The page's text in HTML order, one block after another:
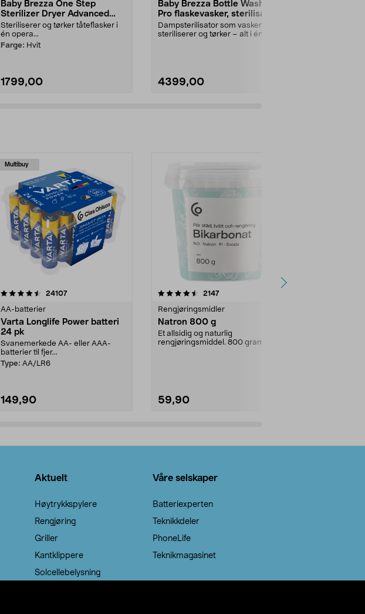
Baby Brezza One Step
Sterilizer Dryer Advanced
flaskesterilisator og -tørker
Steriliserer og tørker tåteflasker i
én opera...
Farge: Hvit
1799,00
Baby Brezza Bottle Washer
Pro flaskevasker, sterilisator
og tørker
Dampsterilisator som vasker,
steriliserer og tørker – alt i én
4399,00
Multibuy
24107anmeldelser
AA-batterier
Varta Longlife Power batteri
24 pk
Svanemerkede AA- eller AAA-
batterier til fjer...
Type: AA/LR6
149,90
4.5av 5 stjerner 2147anmeldelser
Rengjøringsmidler
Natron 800 g
Et allsidig og naturlig
rengjøringsmiddel. 800 gram
59,90
4.0av 5 stjerner
Aktuelt
Høytrykkspylere
Rengjøring
Griller
Kantklippere
Solcellebelysning
Våre selskaper
Batteriexperten
Teknikkdeler
PhoneLife
Teknikmagasinet